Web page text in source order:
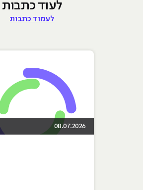
לעוד כתבות
לעמוד כתבות
08.07.2026